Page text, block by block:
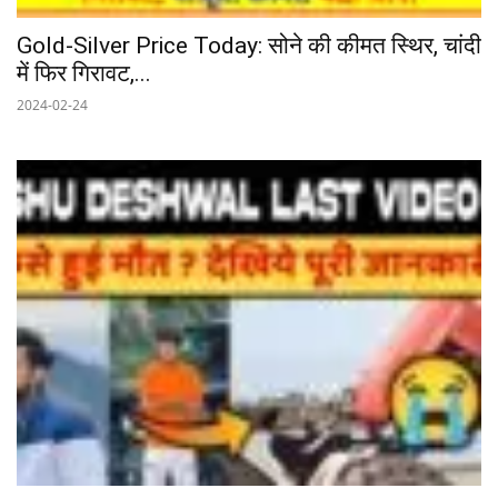
Gold-Silver Price Today: सोने की कीमत स्थिर, चांदी
में फिर गिरावट,...
2024-02-24